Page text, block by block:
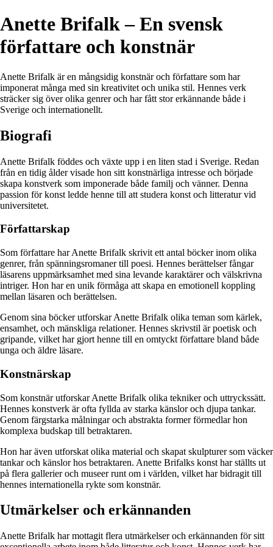
Anette Brifalk – En svensk
författare och konstnär
Anette Brifalk är en mångsidig konstnär och författare som har
imponerat många med sin kreativitet och unika stil. Hennes verk
sträcker sig över olika genrer och har fått stor erkännande både i
Sverige och internationellt.
Biografi
Anette Brifalk föddes och växte upp i en liten stad i Sverige. Redan
från en tidig ålder visade hon sitt konstnärliga intresse och började
skapa konstverk som imponerade både familj och vänner. Denna
passion för konst ledde henne till att studera konst och litteratur vid
universitetet.
Författarskap
Som författare har Anette Brifalk skrivit ett antal böcker inom olika
genrer, från spänningsromaner till poesi. Hennes berättelser fångar
läsarens uppmärksamhet med sina levande karaktärer och välskrivna
intriger. Hon har en unik förmåga att skapa en emotionell koppling
mellan läsaren och berättelsen.
Genom sina böcker utforskar Anette Brifalk olika teman som kärlek,
ensamhet, och mänskliga relationer. Hennes skrivstil är poetisk och
gripande, vilket har gjort henne till en omtyckt författare bland både
unga och äldre läsare.
Konstnärskap
Som konstnär utforskar Anette Brifalk olika tekniker och uttryckssätt.
Hennes konstverk är ofta fyllda av starka känslor och djupa tankar.
Genom färgstarka målningar och abstrakta former förmedlar hon
komplexa budskap till betraktaren.
Hon har även utforskat olika material och skapat skulpturer som väcker
tankar och känslor hos betraktaren. Anette Brifalks konst har ställts ut
på flera gallerier och museer runt om i världen, vilket har bidragit till
hennes internationella rykte som konstnär.
Utmärkelser och erkännanden
Anette Brifalk har mottagit flera utmärkelser och erkännanden för sitt